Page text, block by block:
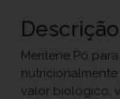
Meritene Pó
valor biológico,